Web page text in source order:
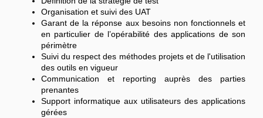
Organisation et suivi des UAT
Garant de la réponse aux besoins non fonctionnels et
en particulier de l’opérabilité des applications de son
périmètre
Suivi du respect des méthodes projets et de l'utilisation
des outils en vigueur
Communication et reporting auprès des parties
prenantes
Support informatique aux utilisateurs des applications
gérées